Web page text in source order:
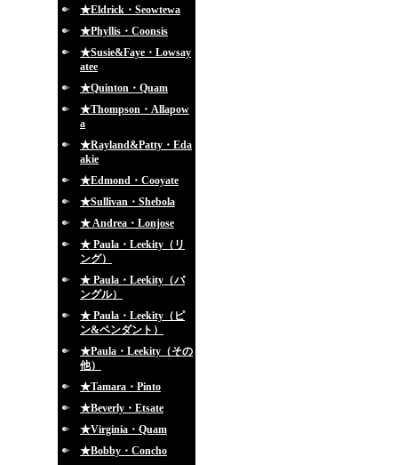
★Eldrick・Seowtewa
★Phyllis・Coonsis
★Susie&Faye・Lowsay
atee
★Quinton・Quam
★Thompson・Allapow
a
★Rayland&Patty・Eda
akie
★Edmond・Cooyate
★Sullivan・Shebola
★ Andrea・Lonjose
★ Paula・Leekity（リ
ング）
★ Paula・Leekity（バ
ングル）
★ Paula・Leekity（ピ
ン&ペンダント）
★Paula・Leekity（その
他）
★Tamara・Pinto
★Beverly・Etsate
★Virginia・Quam
★Bobby・Concho